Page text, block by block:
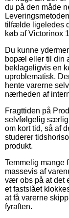
du på den måde
tilfælde ligeledes
køb af Victorinox
Du kunne
bopæl eller til din
beklageligvis en
uproblematisk.
hente varerne
nærheden af
Fragttiden på
selvfølgelig
om kort tid, så af
studerer
produkt.
Temmelig mange
massevis af
vær obs på at det
et fastslået
at få varerne
fyraften.